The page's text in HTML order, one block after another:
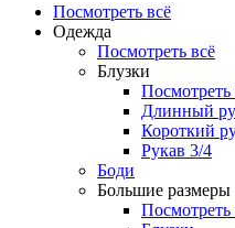
Посмотреть всё
Одежда
Посмотреть всё
Блузки
Посмотреть
Длинный
Короткий
Рукав 3/4
Боди
Большие размеры
Посмотреть